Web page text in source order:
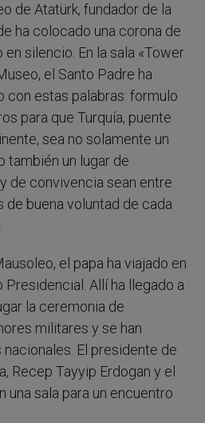
de Atatürk, fundador de la
ha colocado una corona de
silencio. En la sala «Tower
el Santo Padre ha
con estas palabras: formulo
para que Turquía, puente
sea no solamente un
también un lugar de
de convivencia sean entre
de buena voluntad de cada
el papa ha viajado en
Allí ha llegado a
la ceremonia de
militares y se han
El presidente de
Recep Tayyip Erdogan y el
una sala para un encuentro